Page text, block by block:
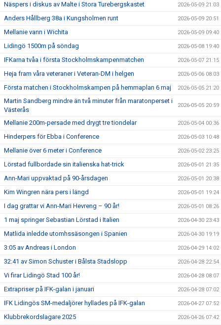
Näspers i diskus av Malte i Stora Turebergskastet 2026-05-09 21:03
Anders Hållberg 38a i Kungsholmen runt 2026-05-09 20:51
Mellanie vann i Wichita 2026-05-09 09:40
Lidingö 1500m på söndag 2026-05-08 19:40
IFKarna tvåa i första Stockholmskampenmatchen 2026-05-07 21:15
Heja fram våra veteraner i Veteran-DM i helgen 2026-05-06 08:03
Första matchen i Stockholmskampen på hemmaplan 6 maj 2026-05-05 21:20
Martin Sandberg mindre än två minuter från maratonperset i
Västerås
2026-05-05 20:59
Mellanie 200m-persade med drygt tre tiondelar 2026-05-04 00:36
Hinderpers för Ebba i Conference 2026-05-03 10:48
Mellanie över 6 meter i Conference 2026-05-02 23:25
Lörstad fullbordade sin italienska hat-trick 2026-05-01 21:35
Ann-Mari uppvaktad på 90-årsdagen 2026-05-01 20:38
Kim Wingren nära pers i längd 2026-05-01 19:24
I dag grattar vi Ann-Mari Hevreng – 90 år! 2026-05-01 08:26
1 maj springer Sebastian Lörstad i Italien 2026-04-30 23:43
Matlida inledde utomhssäsongen i Spanien 2026-04-30 19:19
3:05 av Andreas i London 2026-04-29 14:02
32:41 av Simon Schuster i Bålsta Stadslopp 2026-04-28 22:54
Vi firar Lidingö Stad 100 år! 2026-04-28 08:07
Extrapriser på IFK-galan i januari 2026-04-28 07:02
IFK Lidingös SM-medaljörer hyllades på IFK-galan 2026-04-27 07:52
Klubbrekordslagare 2025 2026-04-26 07:42